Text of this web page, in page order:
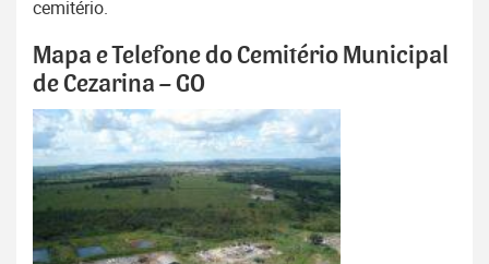
cemitério.
Mapa e Telefone do Cemitério Municipal
de Cezarina – GO